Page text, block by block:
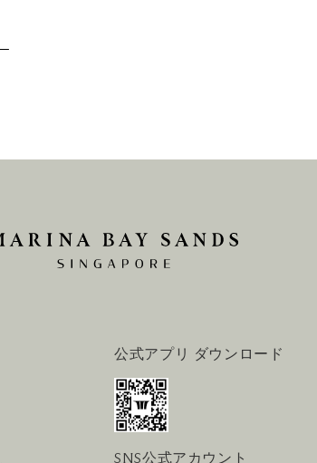
公式アプリ ダウンロード
SNS公式アカウント